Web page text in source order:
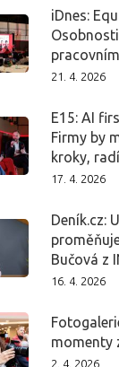
iDnes:
21. 4. 2026
E15: AI
Firmy by
kroky,
17. 4. 2026
Deník.cz:
Bučová z
16. 4. 2026
momenty
2. 4. 2026